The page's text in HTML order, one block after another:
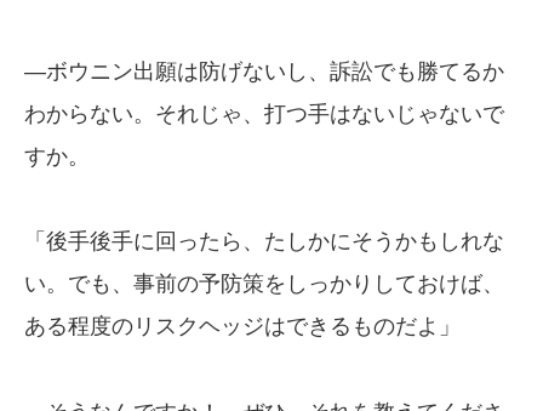
—ボウニン出願は防げないし、訴訟でも勝てるか
わからない。それじゃ、打つ手はないじゃないで
すか。
「後手後手に回ったら、たしかにそうかもしれな
い。でも、事前の予防策をしっかりしておけば、
ある程度のリスクヘッジはできるものだよ」